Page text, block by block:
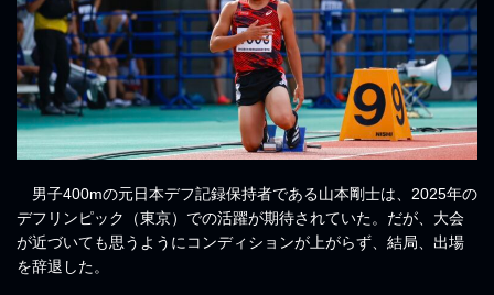
男子400mの元日本デフ記録保持者である山本剛士は、2025年の
デフリンピック（東京）での活躍が期待されていた。だが、大会
が近づいても思うようにコンディションが上がらず、結局、出場
を辞退した。